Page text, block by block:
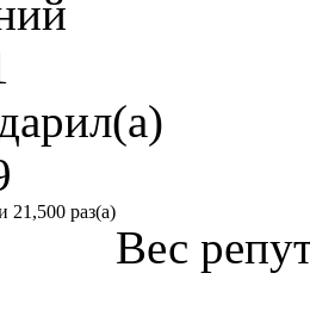
21,500 раз(а)
Вес